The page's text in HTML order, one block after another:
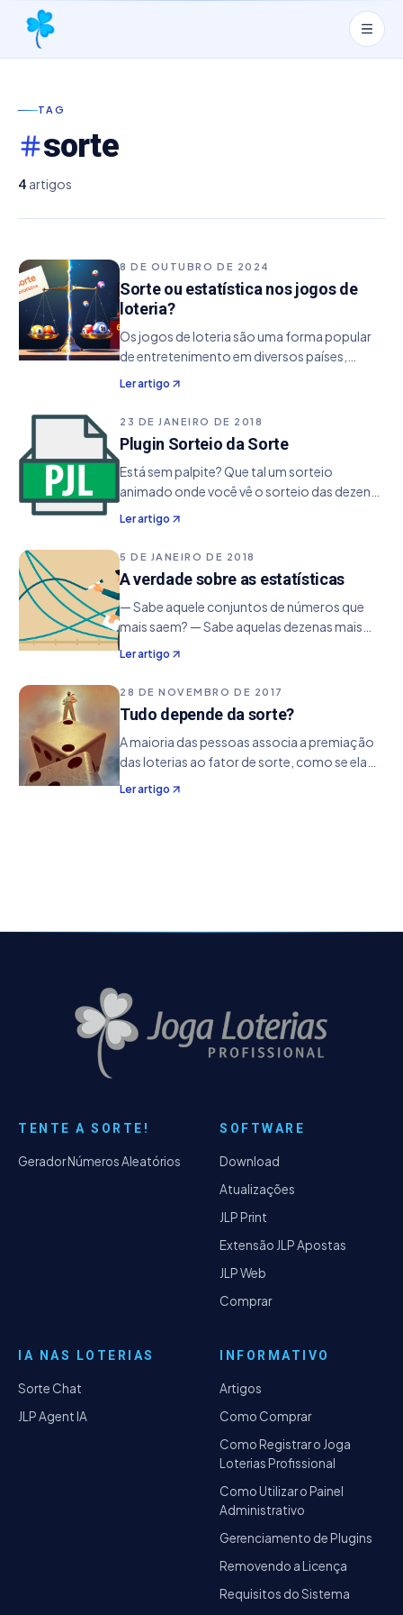
TAG
sorte
4 artigos
8 DE OUTUBRO DE 2024
Sorte ou estatística nos jogos de
loteria?
Os jogos de loteria são uma forma popular
de entretenimento em diversos países,
atraindo milhões de apostadores com a
esperança de transformar um pequeno
investimento em uma fortuna. No entanto,
existe um debate…
Ler artigo
23 DE JANEIRO DE 2018
Plugin Sorteio da Sorte
Está sem palpite? Que tal um sorteio
animado onde você vê o sorteio das dezenas
com a animação de um globo girando
juntamente com a locução das dezenas.
Essa é a proposta do plugin Sorteio da
Sorte. Ele tem por objetivo
Ler artigo
5 DE JANEIRO DE 2018
A verdade sobre as estatísticas
— Sabe aquele conjuntos de números que
mais saem? — Sabe aquelas dezenas mais
atrasadas? — Sabe aquelas dezenas mais
frequentes? — Sabe o que elas significam
para seu jogo? — Nada! O maior p
Ler artigo
28 DE NOVEMBRO DE 2017
Tudo depende da sorte?
A maioria das pessoas associa a premiação
das loterias ao fator de sorte, como se ela
fosse a principal força motriz para o sucesso
dos seus jogos. Logicamente uma pitada de
Ler artigo
TENTE A SORTE!
Gerador Números Aleatórios
SOFTWARE
Download
Atualizações
JLP Print
Extensão JLP Apostas
JLP Web
Comprar
IA NAS LOTERIAS
Sorte Chat
JLP Agent IA
INFORMATIVO
Artigos
Como Comprar
Como Registrar o Joga
Loterias Profissional
Como Utilizar o Painel
Administrativo
Gerenciamento de Plugins
Removendo a Licença
Requisitos do Sistema